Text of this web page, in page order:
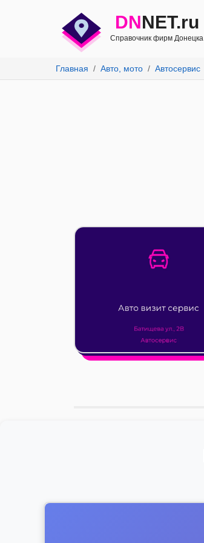
DNNET.ru
Справочник фирм Донецка
Главная Авто, мото Автосервис